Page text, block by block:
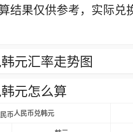
结果仅供参考，实际
元汇率走势图
元怎么算
人民币兑韩元